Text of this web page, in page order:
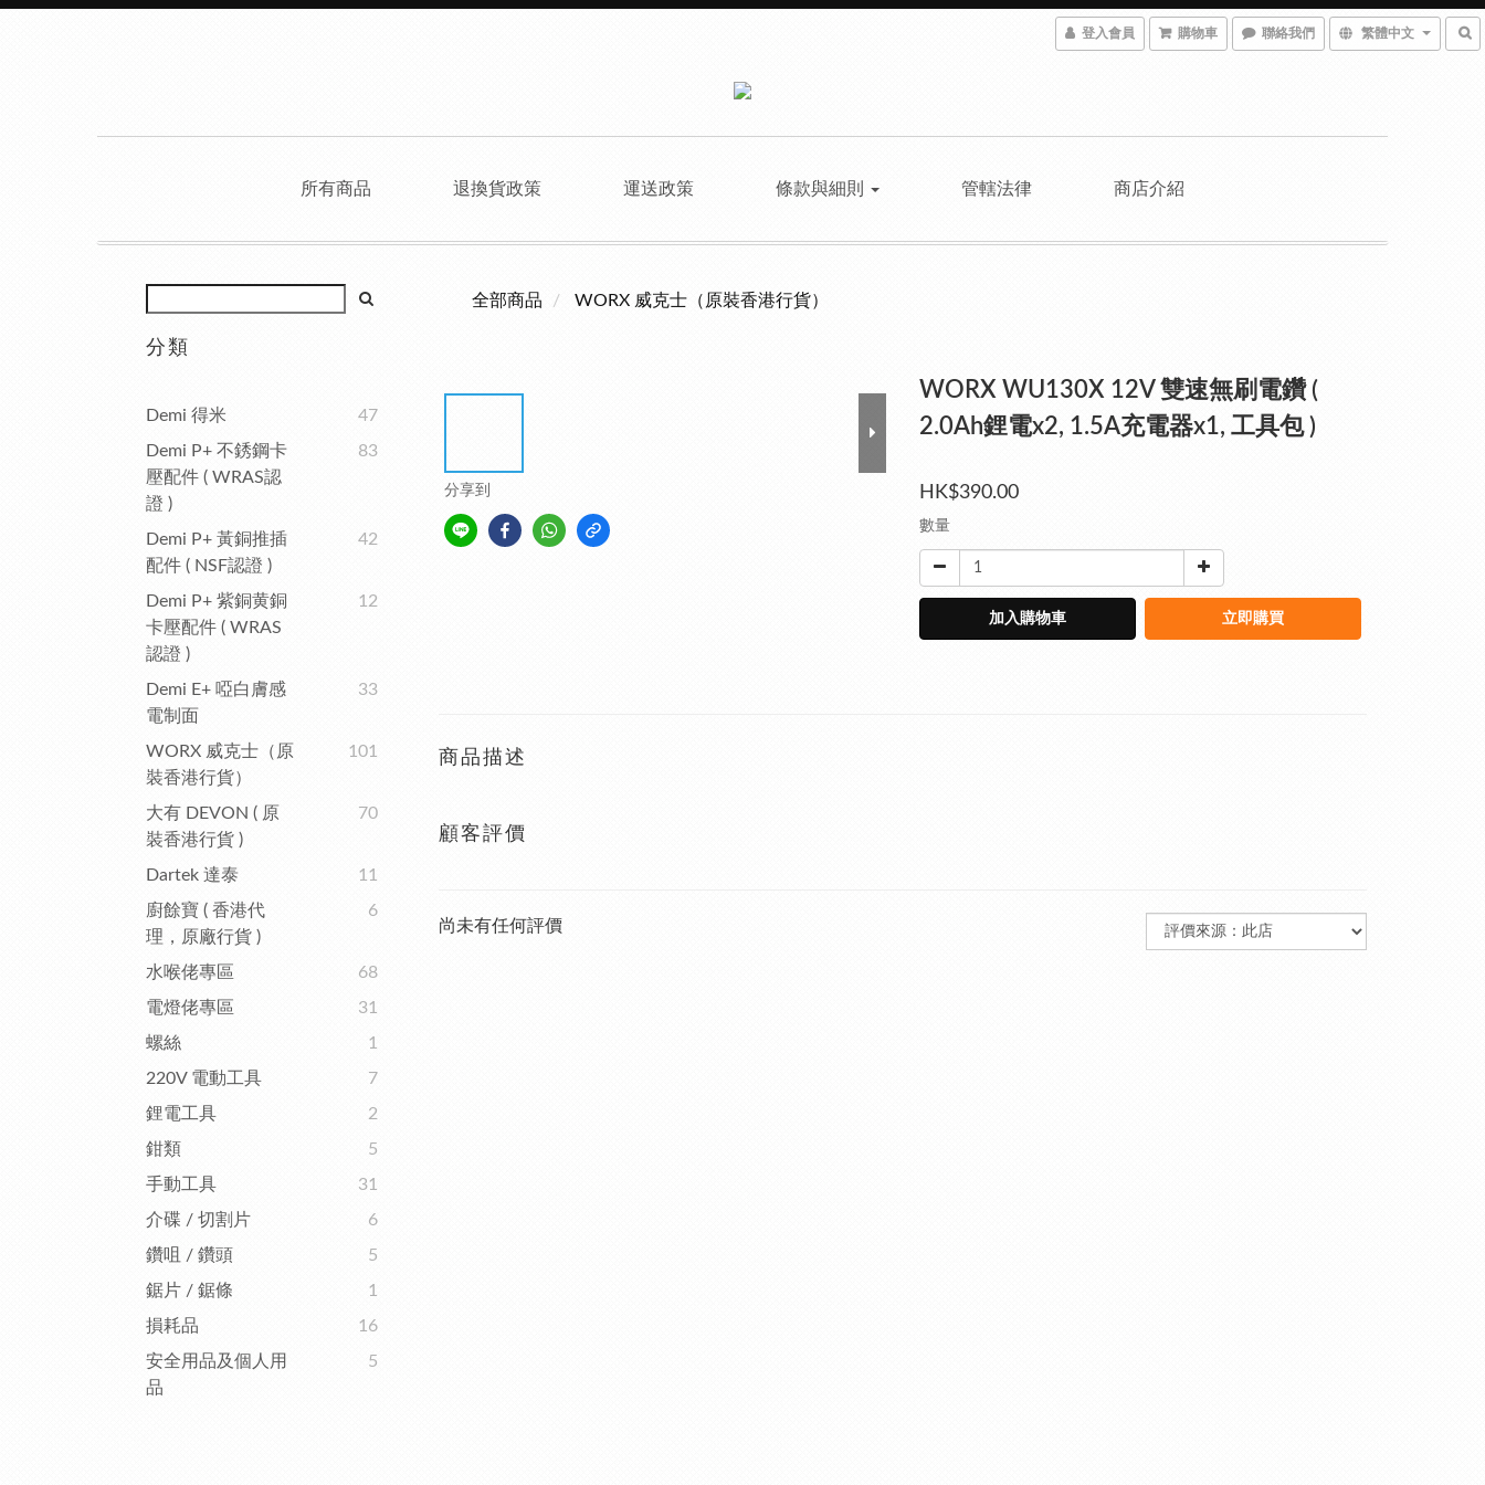
登入會員 購物車 聯絡我們 繁體中文
所有商品 退換貨政策 運送政策 條款與細則 管轄法律 商店介紹
分類
Demi 得米
47
Demi P+ 不銹鋼卡
壓配件 ( WRAS認
證 )
83
Demi P+ 黃銅推插
配件 ( NSF認證 )
42
Demi P+ 紫銅黄銅
卡壓配件 ( WRAS
認證 )
12
Demi E+ 啞白膚感
電制面
33
WORX 威克士（原
裝香港行貨）
101
大有 DEVON ( 原
裝香港行貨 )
70
Dartek 達泰
11
廚餘寶 ( 香港代
理，原廠行貨 )
6
水喉佬專區
68
電燈佬專區
31
螺絲
1
220V 電動工具
7
鋰電工具
2
鉗類
5
手動工具
31
介碟 / 切割片
6
鑽咀 / 鑽頭
5
鋸片 / 鋸條
1
損耗品
16
安全用品及個人用
品
5
全部商品 WORX 威克士（原裝香港行貨）
分享到
WORX WU130X 12V 雙速無刷電鑽 (
2.0Ah鋰電x2, 1.5A充電器x1, 工具包 )
HK$390.00
數量
加入購物車 立即購買
商品描述
顧客評價
尚未有任何評價